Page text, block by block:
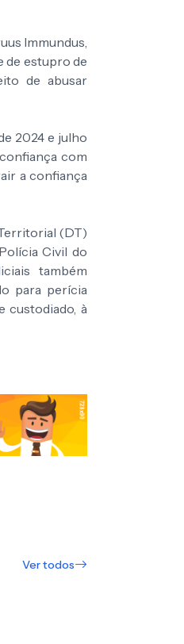
Immundus,
de estupro de
de abusar
2024 e julho
com
a confiança
(DT)
Civil do
também
para perícia
custodiado, à
Ver todos